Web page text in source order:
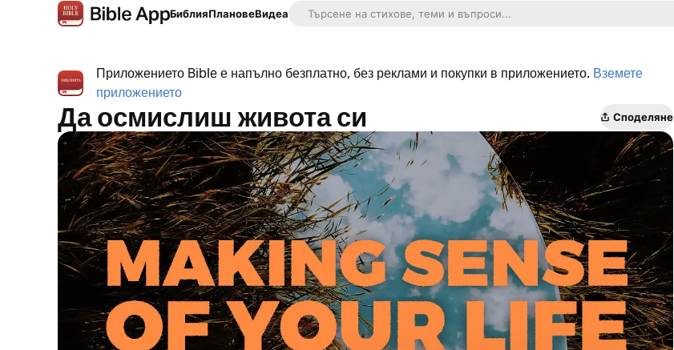
БиблияПлановеВидеа
Приложението Bible е напълно безплатно, без реклами и покупки в приложението. Вземете
приложението
Да осмислиш живота си Споделяне